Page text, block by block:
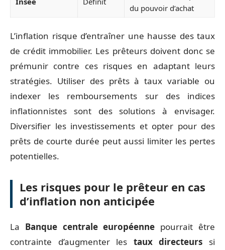
du pouvoir d’achat
L’inflation risque d’entraîner une hausse des taux
de crédit immobilier. Les prêteurs doivent donc se
prémunir contre ces risques en adaptant leurs
stratégies. Utiliser des prêts à taux variable ou
indexer les remboursements sur des indices
inflationnistes sont des solutions à envisager.
Diversifier les investissements et opter pour des
prêts de courte durée peut aussi limiter les pertes
potentielles.
Les risques pour le prêteur en cas
d’inflation non anticipée
La Banque centrale européenne pourrait être
contrainte d’augmenter les taux directeurs si